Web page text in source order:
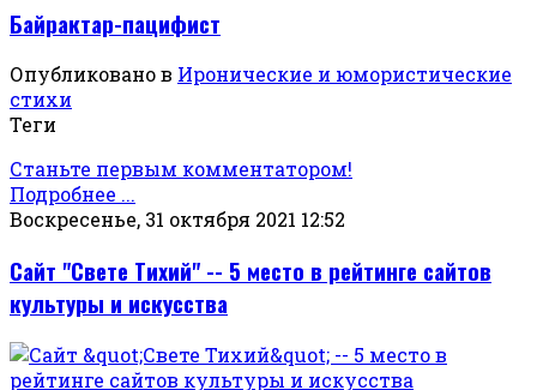
Байрактар-пацифист
Опубликовано в Иронические и юмористические
стихи
Теги
Станьте первым комментатором!
Подробнее ...
Воскресенье, 31 октября 2021 12:52
Сайт "Свете Тихий" -- 5 место в рейтинге сайтов
культуры и искусства